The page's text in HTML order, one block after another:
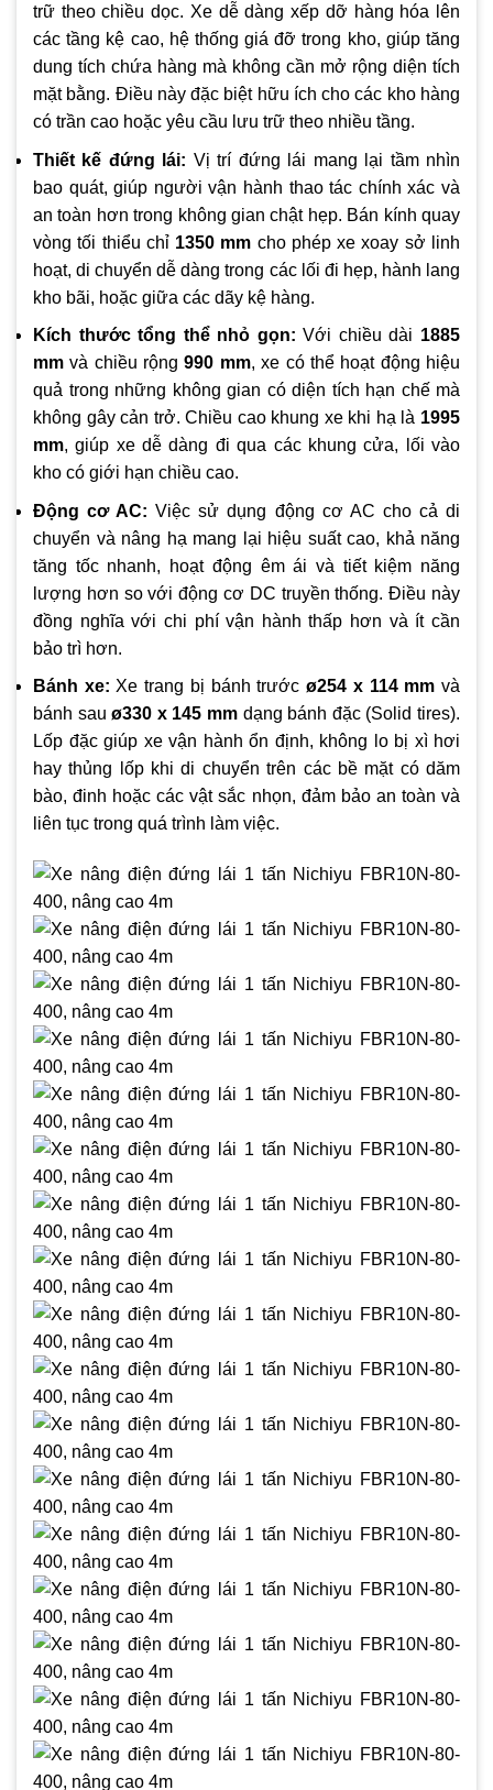
trữ theo chiều dọc. Xe dễ dàng xếp dỡ hàng hóa lên
các tầng kệ cao, hệ thống giá đỡ trong kho, giúp tăng
dung tích chứa hàng mà không cần mở rộng diện tích
mặt bằng. Điều này đặc biệt hữu ích cho các kho hàng
có trần cao hoặc yêu cầu lưu trữ theo nhiều tầng.
Thiết kế đứng lái: Vị trí đứng lái mang lại tầm nhìn
bao quát, giúp người vận hành thao tác chính xác và
an toàn hơn trong không gian chật hẹp. Bán kính quay
vòng tối thiểu chỉ 1350 mm cho phép xe xoay sở linh
hoạt, di chuyển dễ dàng trong các lối đi hẹp, hành lang
kho bãi, hoặc giữa các dãy kệ hàng.
Kích thước tổng thể nhỏ gọn: Với chiều dài 1885
mm và chiều rộng990 mm, xe có thể hoạt động hiệu
quả trong những không gian có diện tích hạn chế mà
không gây cản trở. Chiều cao khung xe khi hạ là 1995
mm, giúp xe dễ dàng đi qua các khung cửa, lối vào
kho có giới hạn chiều cao.
Động cơ AC: Việc sử dụng động cơ AC cho cả di
chuyển và nâng hạ mang lại hiệu suất cao, khả năng
tăng tốc nhanh, hoạt động êm ái và tiết kiệm năng
lượng hơn so với động cơ DC truyền thống. Điều này
đồng nghĩa với chi phí vận hành thấp hơn và ít cần
bảo trì hơn.
Bánh xe: Xe trang bị bánh trướcø254 x 114 mm và
bánh sauø330 x 145 mm dạng bánh đặc (Solid tires).
Lốp đặc giúp xe vận hành ổn định, không lo bị xì hơi
hay thủng lốp khi di chuyển trên các bề mặt có dăm
bào, đinh hoặc các vật sắc nhọn, đảm bảo an toàn và
liên tục trong quá trình làm việc.